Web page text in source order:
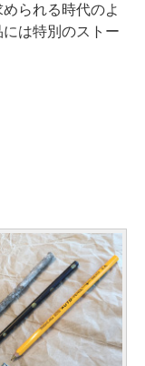
られる時代のよ
は特別のストー